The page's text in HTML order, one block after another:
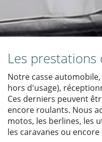
Les prestations
Notre casse
hors d'usage),
Ces derniers peuvent
encore roulants. Nous
motos, les berlines, les
les caravanes ou